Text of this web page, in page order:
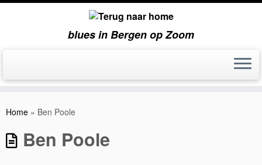
naar
blues in Bergen op Zoom
Home » Ben Poole
Ben Poole